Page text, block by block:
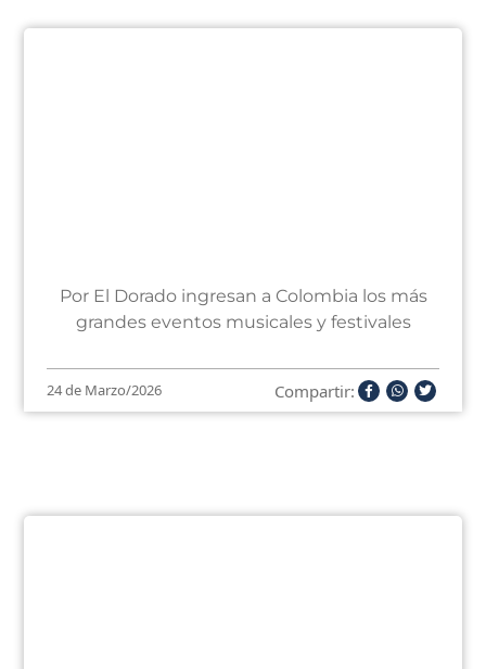
Por El Dorado ingresan a Colombia los más
grandes eventos musicales y festivales
24 de Marzo/2026 Compartir: